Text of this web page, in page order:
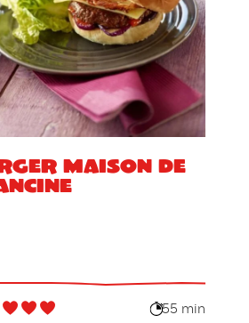
maison de
55 min